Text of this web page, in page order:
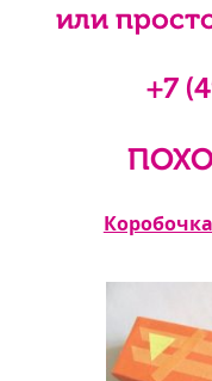
или
+7